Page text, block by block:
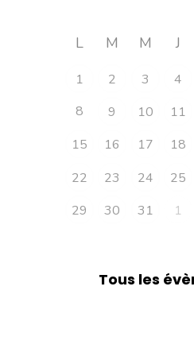
L M M J
1 2 3 4
8
9 10 11
15
16 17 18
22
23 24 25
29
30 31 1
Tous les